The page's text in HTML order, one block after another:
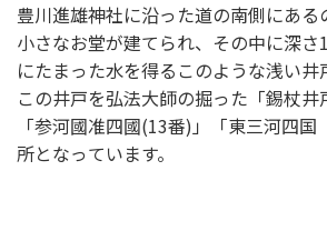
豊川進雄神社に沿った道の南側にあ
小さなお堂が建てられ、その中に深
にたまった水を得るこのような浅い
この井戸を弘法大師の掘った「錫杖
「参河國准四國(13番)」「東三河四
所となっています。